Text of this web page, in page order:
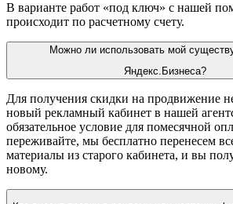
В варианте работ «под ключ» с нашей
происходит по расчетному счету.
Можно ли использовать мой
Яндекс.Бизнеса?
Для получения скидки на продвижение
новый рекламный кабинет в нашей
обязательное условие для помесячной
переживайте, мы бесплатно перенесем
материалы из старого кабинета, и вы
новому.